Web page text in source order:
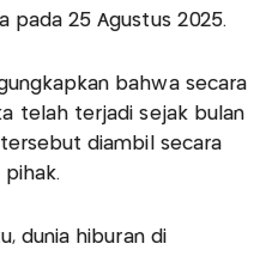
pada 25 Agustus 2025.
bahwa secara
telah terjadi sejak bulan
diambil secara
dunia hiburan di